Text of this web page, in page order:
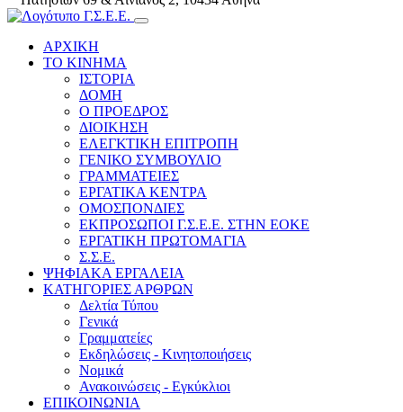
ΑΡΧΙΚΗ
ΤΟ ΚΙΝΗΜΑ
ΙΣΤΟΡΙΑ
ΔΟΜΗ
Ο ΠΡΟΕΔΡΟΣ
ΔΙΟΙΚΗΣΗ
ΕΛΕΓΚΤΙΚΗ ΕΠΙΤΡΟΠΗ
ΓΕΝΙΚΟ ΣΥΜΒΟΥΛΙΟ
ΓΡΑΜΜΑΤΕΙΕΣ
ΕΡΓΑΤΙΚΑ ΚΕΝΤΡΑ
ΟΜΟΣΠΟΝΔΙΕΣ
ΕΚΠΡΟΣΩΠΟΙ Γ.Σ.Ε.Ε. ΣΤΗΝ ΕΟΚΕ
ΕΡΓΑΤΙΚΗ ΠΡΩΤΟΜΑΓΙΑ
Σ.Σ.Ε.
ΨΗΦΙΑΚΑ ΕΡΓΑΛΕΙΑ
ΚΑΤΗΓΟΡΙΕΣ ΑΡΘΡΩΝ
Δελτία Τύπου
Γενικά
Γραμματείες
Εκδηλώσεις - Κινητοποιήσεις
Νομικά
Ανακοινώσεις - Εγκύκλιοι
ΕΠΙΚΟΙΝΩΝΙΑ